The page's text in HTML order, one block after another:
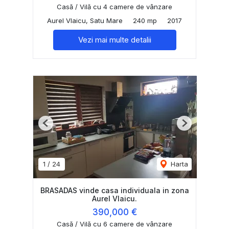
Casă / Vilă cu 4 camere de vânzare
Aurel Vlaicu, Satu Mare
240 mp 2017
Vezi mai multe detalii
1 / 24 Harta
Previous Next
BRASADAS vinde casa individuala in zona
Aurel Vlaicu.
390,000 €
Casă / Vilă cu 6 camere de vânzare